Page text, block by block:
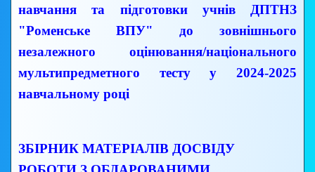
навчання та підготовки учнів ДПТНЗ
"Роменське ВПУ" до зовнішнього
незалежного оцінювання/національного
мультипредметного тесту у 2024-2025
навчальному році
ЗБІРНИК МАТЕРІАЛІВ ДОСВІДУ